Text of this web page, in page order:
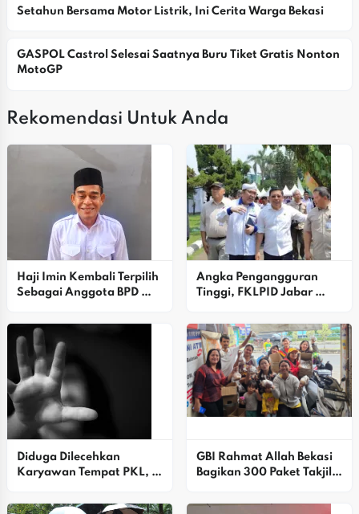
Setahun Bersama Motor Listrik, Ini Cerita Warga Bekasi
GASPOL Castrol Selesai Saatnya Buru Tiket Gratis Nonton
MotoGP
Rekomendasi Untuk Anda
Haji Imin Kembali Terpilih
Sebagai Anggota BPD
Angka Pengangguran
Tinggi, FKLPID Jabar
Ekosistem
Diduga Dilecehkan
Karyawan Tempat PKL,
Alami Trauma Berat
GBI Rahmat Allah Bekasi
Bagikan 300 Paket Takjil